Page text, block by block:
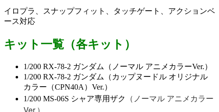
イロプラ、スナップフィット、タッチゲート、アクションベ
ース対応
キット一覧（各キット）
1/200 RX-78-2 ガンダム（ノーマル アニメカラーVer.）
1/200 RX-78-2 ガンダム（カップヌードル オリジナル
カラー（CPN40A）Ver.）
1/200 MS-06S シャア専用ザク
（ノーマル アニメカラー